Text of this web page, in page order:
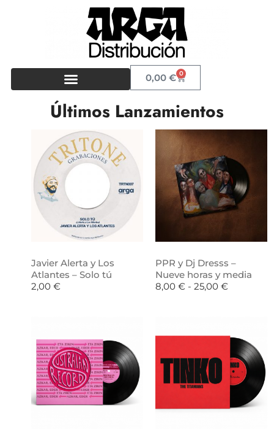
0,00€ 0
Últimos Lanzamientos
Javier Alerta y Los
Atlantes – Solo tú
2,00 €
PPR y Dj Dresss –
Nueve horas y media
8,00 € - 25,00 €